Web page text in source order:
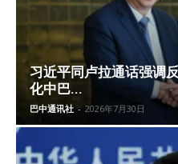
习近平同卢拉通话强调
化中巴...
巴中通讯社 - 2026年7月30日